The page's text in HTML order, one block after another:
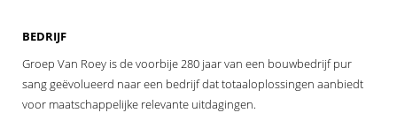
BEDRIJF
Groep Van Roey is de voorbije 280 jaar van een bouwbedrijf pur
sang geëvolueerd naar een bedrijf dat totaaloplossingen aanbiedt
voor maatschappelijke relevante uitdagingen.
om